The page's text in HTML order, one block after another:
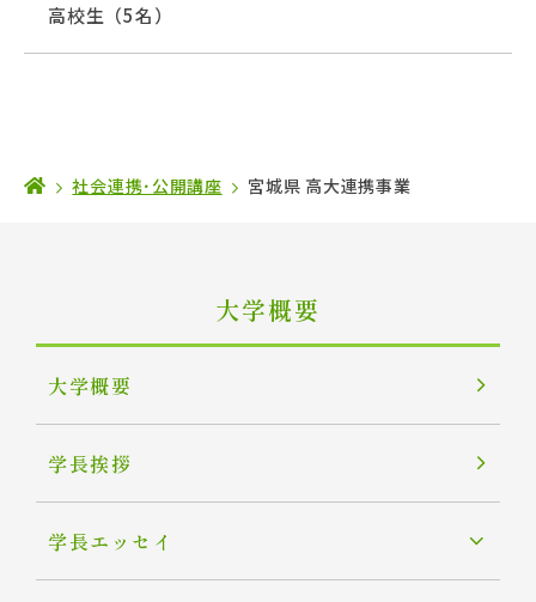
高校生（5名）
社会連携･公開講座 宮城県 高大連携事業
大学概要
大学概要
学長挨拶
学長エッセイ